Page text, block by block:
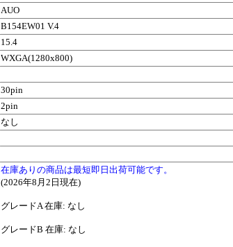
AUO
B154EW01 V.4
15.4
WXGA(1280x800)
30pin
2pin
なし
在庫ありの商品は最短即日出荷可能です。
(2026年8月2日現在)
グレードA 在庫: なし
グレードB 在庫: なし